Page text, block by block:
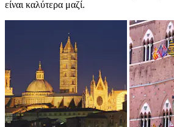
είναι καλύτερα μαζί.